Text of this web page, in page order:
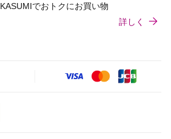
KASUMIでおトクにお買い物
詳しく